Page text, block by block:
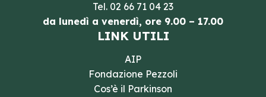
Tel. 02 66 71 04 23
da lunedì a venerdì, ore 9.00 – 17.00
LINK UTILI
AIP
Fondazione Pezzoli
Cos’è il Parkinson